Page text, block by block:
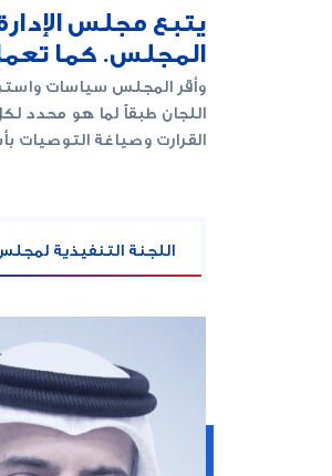
يتبع مجلس
المجلس. كما
وأقر المجلس سياسات
اللجان طبقاً لما هو محدد
القرارت وصياغة التوصيات
اللجنة التنفيذية لمجلس